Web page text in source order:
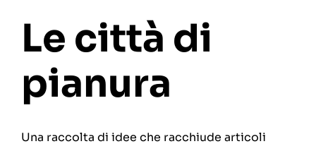
Magazine
Interviste
Festival
Le città di
pianura
Una raccolta di idee che racchiude articoli